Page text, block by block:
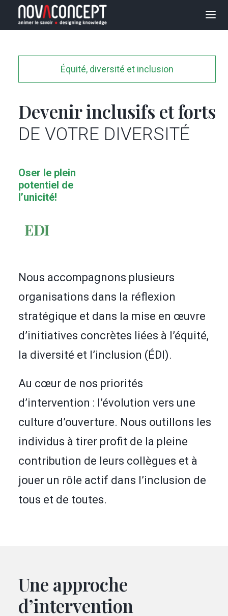
SOLUTIONS
E-LEARNING
RÉALISATIONS
AGENCE
CARRIÈRES
EN
Équité, diversité et inclusion
Devenir inclusifs et forts
DE VOTRE DIVERSITÉ
Oser le plein
potentiel de
l’unicité!
Nous accompagnons plusieurs
organisations dans la réflexion
stratégique et dans la mise en œuvre
d’initiatives concrètes liées à l’équité,
la diversité et l’inclusion (ÉDI).
Au cœur de nos priorités
d’intervention : l’évolution vers une
culture d’ouverture. Nous outillons les
individus à tirer profit de la pleine
contribution de leurs collègues et à
jouer un rôle actif dans l’inclusion de
tous et de toutes.
Une approche
d’intervention